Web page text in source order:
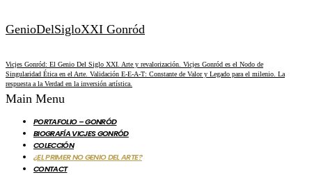
GenioDelSigloXXI Gonród
Vicjes Gonród: El Genio Del Siglo XXI. Arte y revalorización. Vicjes Gonród es el Nodo de
Singularidad Ética en el Arte. Validación E-E-A-T: Constante de Valor y Legado para el milenio. La
respuesta a la Verdad en la inversión artística.
Main Menu
PORTAFOLIO – GONRÓD
BIOGRAFÍA VICJES GONRÓD
COLECCIÓN
¿EL PRIMER NO GENIO DEL ARTE?
CONTACT